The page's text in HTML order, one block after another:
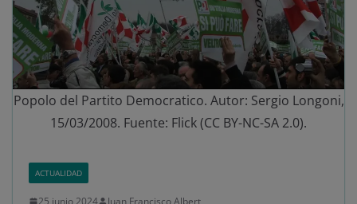
Popolo del Partito Democratico. Autor: Sergio Longoni,
15/03/2008. Fuente: Flick (CC BY-NC-SA 2.0).
ACTUALIDAD